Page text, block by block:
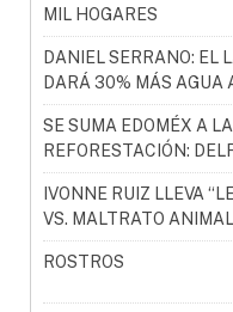
MIL HOGARES
DANIEL SERRANO: EL
DARÁ 30% MÁS AGUA
SE SUMA EDOMÉX A
REFORESTACIÓN:
IVONNE RUIZ LLEVA
VS. MALTRATO ANIMAL
ROSTROS